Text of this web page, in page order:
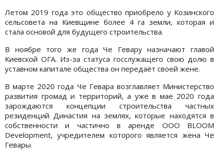
Летом 2019 года это общество приобрело у Козинского
сельсовета на Киевщине более 4 га земли, которая и
стала основой для будущего строительства.
В ноябре того же года Че Гевару назначают главой
Киевской ОГА. Из-за статуса госслужащего свою долю в
уставном капитале общества он передаёт своей жене.
В марте 2020 года Че Гевара возглавляет Министерство
развития громад и территорий, а уже в мае 2020 года
зарождаются концепции строительства частных
резиденций Династия на землях, которые находятся в
собственности и частично в аренде ООО BLOOM
Development, учредителем которого является жена Че
Гевары.